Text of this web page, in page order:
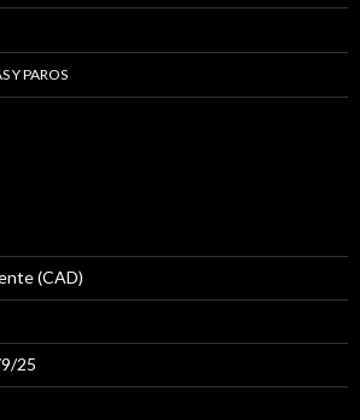
Y PAROS
(CAD)
25